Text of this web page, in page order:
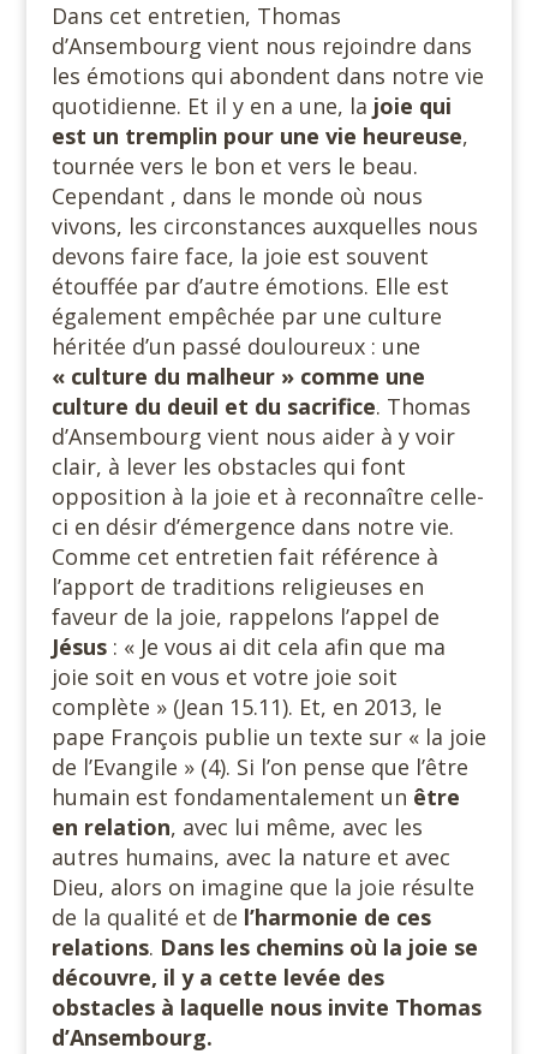
Dans cet entretien, Thomas
d’Ansembourg vient nous rejoindre dans
les émotions qui abondent dans notre vie
quotidienne. Et il y en a une, la joie qui
est un tremplin pour une vie heureuse,
tournée vers le bon et vers le beau.
Cependant , dans le monde où nous
vivons, les circonstances auxquelles nous
devons faire face, la joie est souvent
étouffée par d’autre émotions. Elle est
également empêchée par une culture
héritée d’un passé douloureux : une
« culture du malheur » comme une
culture du deuil et du sacrifice. Thomas
d’Ansembourg vient nous aider à y voir
clair, à lever les obstacles qui font
opposition à la joie et à reconnaître celle-
ci en désir d’émergence dans notre vie.
Comme cet entretien fait référence à
l’apport de traditions religieuses en
faveur de la joie, rappelons l’appel de
Jésus: « Je vous ai dit cela afin que ma
joie soit en vous et votre joie soit
complète » (Jean 15.11). Et, en 2013, le
pape François publie un texte sur « la joie
de l’Evangile » (4). Si l’on pense que l’être
humain est fondamentalement un être
en relation, avec lui même, avec les
autres humains, avec la nature et avec
Dieu, alors on imagine que la joie résulte
de la qualité et de l’harmonie de ces
relations. Dans les chemins où la joie se
découvre, il y a cette levée des
obstacles à laquelle nous invite Thomas
d’Ansembourg.